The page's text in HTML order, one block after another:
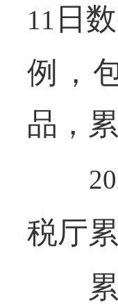
11 日
例，
品，
税厅
累